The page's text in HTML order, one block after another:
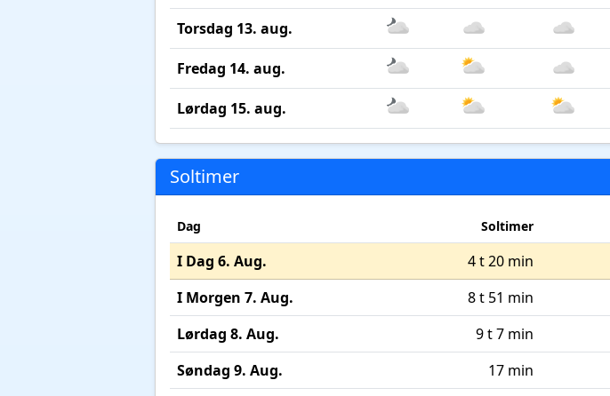
Torsdag 13. aug.
Fredag 14. aug.
Lørdag 15. aug.
Soltimer
Dag Soltimer
I Dag 6. Aug. 4 t 20 min
I Morgen 7. Aug. 8 t 51 min
Lørdag 8. Aug. 9 t 7 min
Søndag 9. Aug. 17 min